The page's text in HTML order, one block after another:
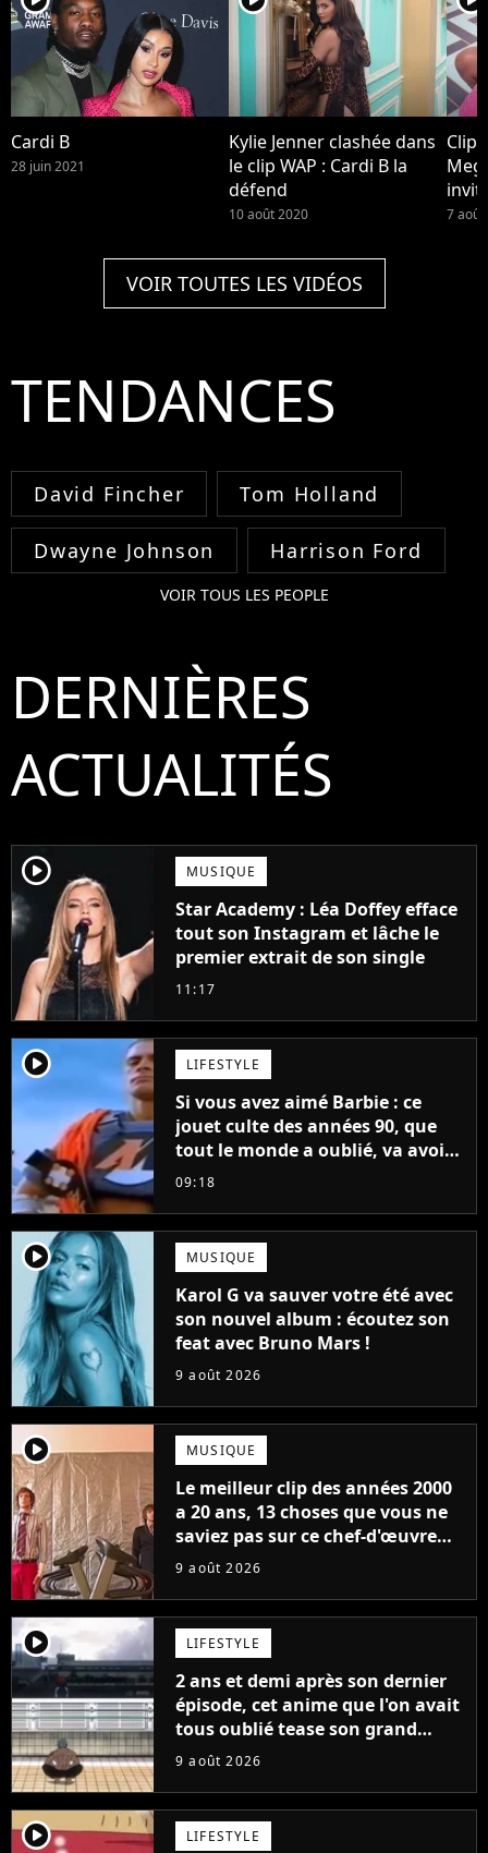
Cardi B
28 juin 2021
Kylie Jenner clashée dans
le clip WAP : Cardi B la
défend
10 août 2020
Clip
7 août
VOIR TOUTES LES VIDÉOS
TENDANCES
David Fincher Tom Holland
Dwayne Johnson Harrison Ford
VOIR TOUS LES PEOPLE
DERNIÈRES
ACTUALITÉS
player2 MUSIQUE
Star Academy : Léa Doffey efface
tout son Instagram et lâche le
premier extrait de son single
11:17
player2 LIFESTYLE
Si vous avez aimé Barbie : ce
jouet culte des années 90, que
tout le monde a oublié, va avoir
un film
09:18
player2 MUSIQUE
Karol G va sauver votre été avec
son nouvel album : écoutez son
feat avec Bruno Mars !
9 août 2026
player2 MUSIQUE
Le meilleur clip des années 2000
a 20 ans, 13 choses que vous ne
saviez pas sur ce chef-d'œuvre
qui a révolutionné YouTube
9 août 2026
player2 LIFESTYLE
2 ans et demi après son dernier
épisode, cet anime que l'on avait
tous oublié tease son grand
retour
9 août 2026
player2 LIFESTYLE